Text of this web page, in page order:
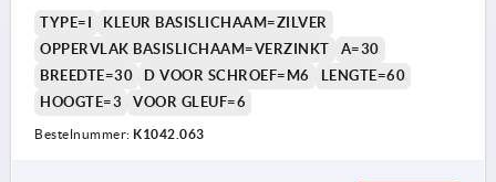
TYPE=I
KLEUR BASISLICHAAM=ZILVER
OPPERVLAK BASISLICHAAM=VERZINKT
A=30
BREEDTE=30
D VOOR SCHROEF=M6
LENGTE=60
HOOGTE=3
VOOR GLEUF=6
Bestelnummer: K1042.063